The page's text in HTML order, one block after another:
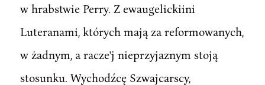
w hrabstwie Perry. Z ewaugelickiini
Luteranami, których mają za reformowanych,
w żadnym, a racze'j nieprzyjaznym stoją
stosunku. Wychodźcę Szwajcarscy,